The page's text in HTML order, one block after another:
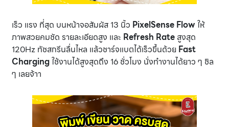
เร็ว แรง ที่สุด บนหน้าจอสัมผัส 13 นิ้ว PixelSense Flow ให้
ภาพสวยคมชัด รายละเอียดสูง และ Refresh Rate สูงสุด
120Hz ทัชสกรีนลื่นไหล แล้วชาร์จแบตได้เร็วขึ้นด้วย Fast
Chargingใช้งานได้สูงสุดถึง 16 ชั่วโมง นั่งทำงานได้ยาว ๆ ชิล
ๆ เลยจ้าา